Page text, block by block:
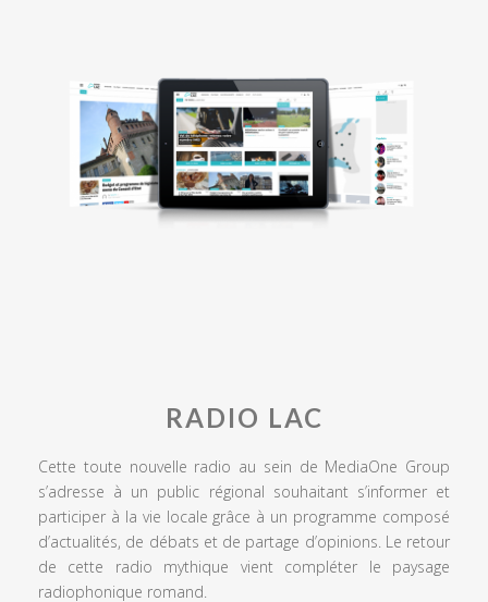
RADIO LAC
Cette toute nouvelle radio au sein de MediaOne Group
s’adresse à un public régional souhaitant s’informer et
participer à la vie locale grâce à un programme composé
d’actualités, de débats et de partage d’opinions. Le retour
de cette radio mythique vient compléter le paysage
radiophonique romand.